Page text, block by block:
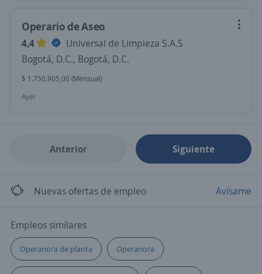
Operario de Aseo
4,4
Universal de Limpieza S.A.S
Bogotá, D.C., Bogotá, D.C.
$ 1.750.905,00 (Mensual)
Ayer
Anterior Siguiente
Nuevas ofertas de empleo Avísame
Empleos similares
Operario/a de planta Operario/a